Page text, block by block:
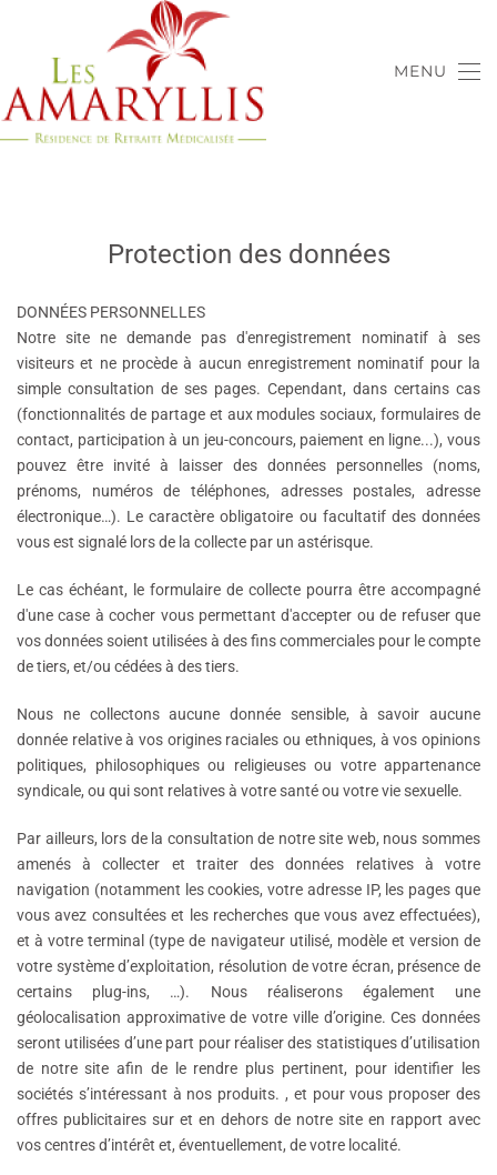
Accéder au contenu principal MENU
Protection des données
DONNÉES PERSONNELLES
Notre site ne demande pas d'enregistrement nominatif à ses
visiteurs et ne procède à aucun enregistrement nominatif pour la
simple consultation de ses pages. Cependant, dans certains cas
(fonctionnalités de partage et aux modules sociaux, formulaires de
contact, participation à un jeu-concours, paiement en ligne...), vous
pouvez être invité à laisser des données personnelles (noms,
prénoms, numéros de téléphones, adresses postales, adresse
électronique…). Le caractère obligatoire ou facultatif des données
vous est signalé lors de la collecte par un astérisque.
Le cas échéant, le formulaire de collecte pourra être accompagné
d'une case à cocher vous permettant d'accepter ou de refuser que
vos données soient utilisées à des fins commerciales pour le compte
de tiers, et/ou cédées à des tiers.
Nous ne collectons aucune donnée sensible, à savoir aucune
donnée relative à vos origines raciales ou ethniques, à vos opinions
politiques, philosophiques ou religieuses ou votre appartenance
syndicale, ou qui sont relatives à votre santé ou votre vie sexuelle.
Par ailleurs, lors de la consultation de notre site web, nous sommes
amenés à collecter et traiter des données relatives à votre
navigation (notamment les cookies, votre adresse IP, les pages que
vous avez consultées et les recherches que vous avez effectuées),
et à votre terminal (type de navigateur utilisé, modèle et version de
votre système d’exploitation, résolution de votre écran, présence de
certains plug-ins, …). Nous réaliserons également une
géolocalisation approximative de votre ville d’origine. Ces données
seront utilisées d’une part pour réaliser des statistiques d’utilisation
de notre site afin de le rendre plus pertinent, pour identifier les
sociétés s’intéressant à nos produits. , et pour vous proposer des
offres publicitaires sur et en dehors de notre site en rapport avec
vos centres d’intérêt et, éventuellement, de votre localité.